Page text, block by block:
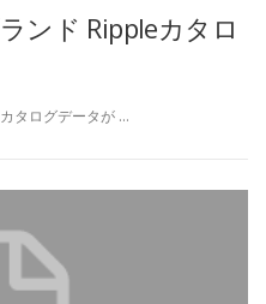
ンド Rippleカタロ
タログデータが …